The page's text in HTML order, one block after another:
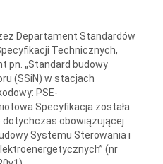
Departament Standardów
Technicznych,
pn. „Standard budowy
(SSiN) w stacjach
PSE-
Specyfikacja została
obowiązującej
Systemu Sterowania i
(nr